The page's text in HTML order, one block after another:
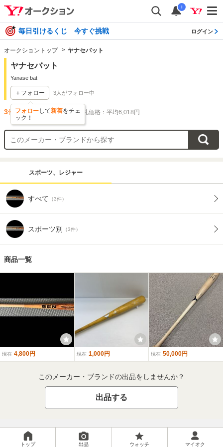
i
毎日引けるくじ 今すぐ挑戦 ログイン
オークショントップ ヤナセバット
ヤナセバット
Yanase bat
＋フォロー
フォローして新着をチェ
ック！
3 人がフォロー中
3件出品されています 落札価格：平均6,018円
スポーツ、レジャー
すべて （3件）
スポーツ別 （3件）
商品一覧
現在 4,800円 現在 1,000円 現在 50,000円
このメーカー・ブランドの出品をしませんか？
出品する
トップ 出品 ウォッチ マイオク